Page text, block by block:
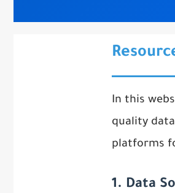
In this
quality
platforms
1. Data